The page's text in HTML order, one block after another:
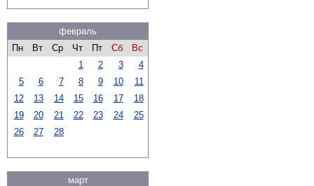
февраль
Пн
Вт Ср Чт Пт Сб
Вс
1
2 3
4
5
6 7 8 9 10
11
12
13 14 15 16 17
18
19
20 21 22 23 24
25
26
27 28
март